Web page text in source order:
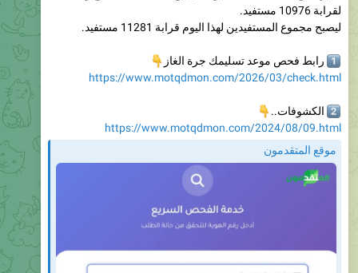
رابط فحص موعد تسليمك جرة الغاز
👇
الكشوفات..
موقع المتقدمون